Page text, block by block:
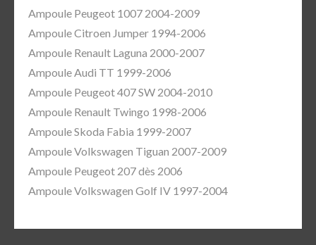
Ampoule Peugeot 1007 2004-2009
Ampoule Citroen Jumper 1994-2006
Ampoule Renault Laguna 2000-2007
Ampoule Audi TT 1999-2006
Ampoule Peugeot 407 SW 2004-2010
Ampoule Renault Twingo 1998-2006
Ampoule Skoda Fabia 1999-2007
Ampoule Volkswagen Tiguan 2007-2009
Ampoule Peugeot 207 dès 2006
Ampoule Volkswagen Golf IV 1997-2004